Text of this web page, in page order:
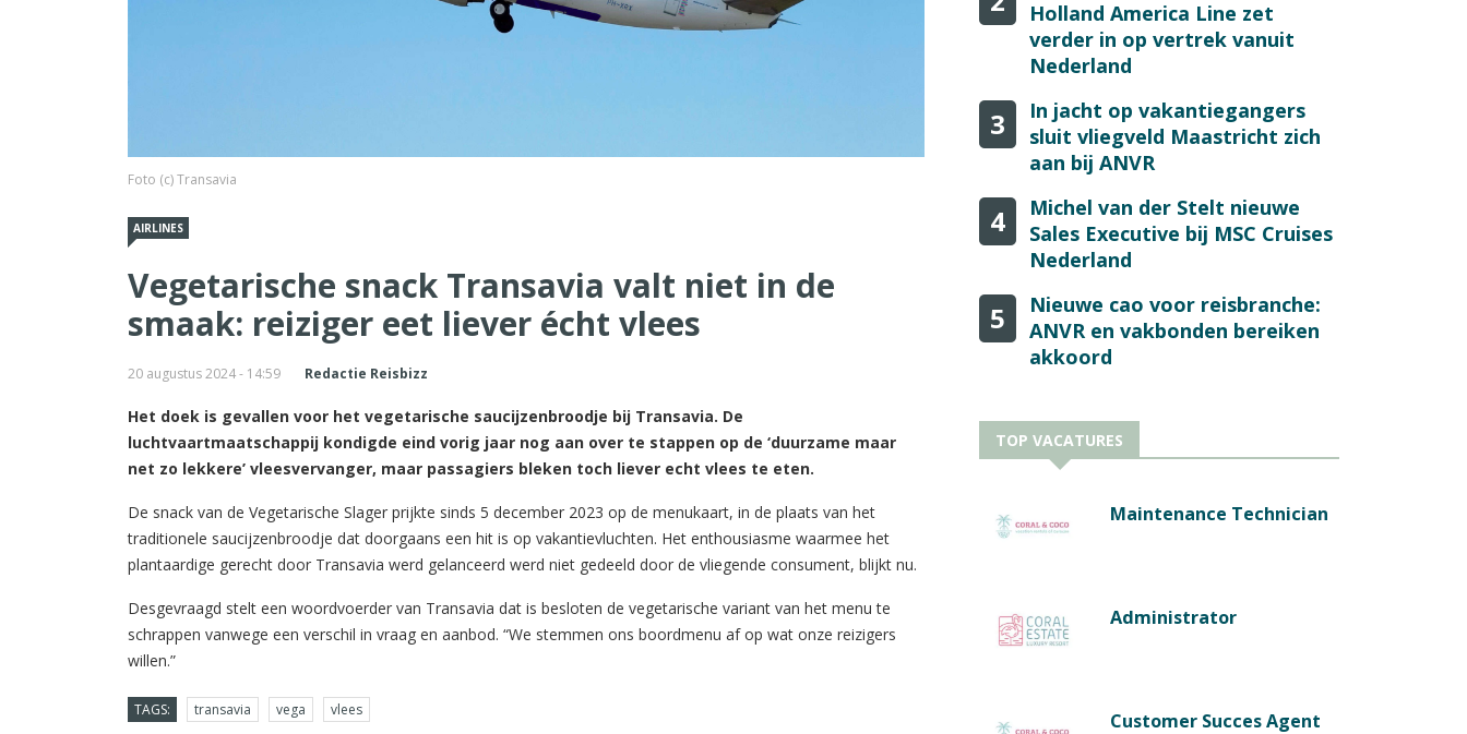
Foto (c) Transavia
AIRLINES
Vegetarische snack Transavia valt niet in de
smaak: reiziger eet liever écht vlees
20 augustus 2024 - 14:59 Redactie Reisbizz
Het doek is gevallen voor het vegetarische saucijzenbroodje bij Transavia. De
luchtvaartmaatschappij kondigde eind vorig jaar nog aan over te stappen op de ‘duurzame maar
net zo lekkere’ vleesvervanger, maar passagiers bleken toch liever echt vlees te eten.
De snack van de Vegetarische Slager prijkte sinds 5 december 2023 op de menukaart, in de plaats van het
traditionele saucijzenbroodje dat doorgaans een hit is op vakantievluchten. Het enthousiasme waarmee het
plantaardige gerecht door Transavia werd gelanceerd werd niet gedeeld door de vliegende consument, blijkt nu.
Desgevraagd stelt een woordvoerder van Transavia dat is besloten de vegetarische variant van het menu te
schrappen vanwege een verschil in vraag en aanbod. “We stemmen ons boordmenu af op wat onze reizigers
willen.”
TAGS: transavia vega vlees
Holland America Line zet
verder in op vertrek vanuit
Nederland
3
In jacht op vakantiegangers
sluit vliegveld Maastricht zich
aan bij ANVR
4
Michel van der Stelt nieuwe
Sales Executive bij MSC Cruises
Nederland
5
Nieuwe cao voor reisbranche:
ANVR en vakbonden bereiken
akkoord
TOP VACATURES
Maintenance Technician
Administrator
Customer Succes Agent